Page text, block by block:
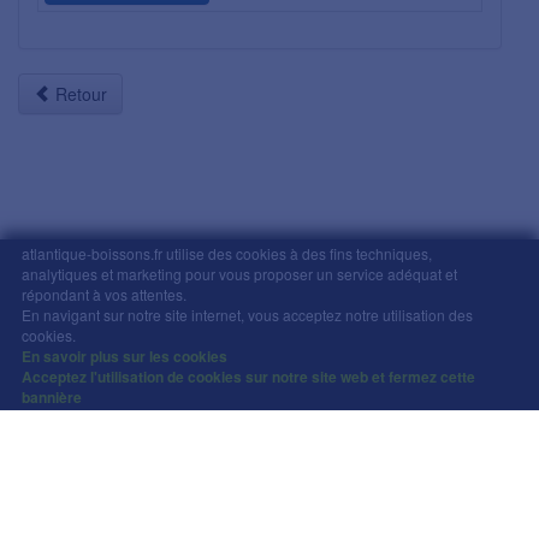
atlantique-boissons.fr utilise des cookies à des fins techniques,
analytiques et marketing pour vous proposer un service adéquat et
répondant à vos attentes.
En navigant sur notre site internet, vous acceptez notre utilisation des
cookies.
En savoir plus sur les cookies
Acceptez l'utilisation de cookies sur notre site web et fermez cette
bannière
Retour
Mentions légales-
Copyright © Atlantique Boissons Nantes / Devacom 2026
L'abus d'alcool est dangereux pour la santé, à
consommer avec modération.